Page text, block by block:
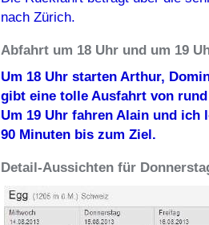
nach Zürich.
Abfahrt um 18 Uhr und um 19
Um 18 Uhr starten Arthur,
gibt eine tolle Ausfahrt von rund
Um 19 Uhr fahren Alain und
90 Minuten bis zum Ziel.
Detail-Aussichten für